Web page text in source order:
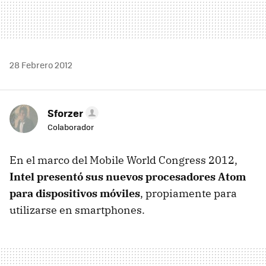
28 Febrero 2012
Sforzer
Colaborador
En el marco del Mobile World Congress 2012,
Intel presentó sus nuevos procesadores Atom
para dispositivos móviles, propiamente para
utilizarse en smartphones.